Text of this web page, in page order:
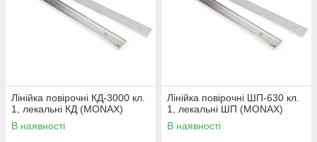
Лінійка повірочні КД-3000 кл.
1, лекальні КД (MONAX)
В наявності
Лінійка повірочні ШП-630 кл.
1, лекальні ШП (MONAX)
В наявності